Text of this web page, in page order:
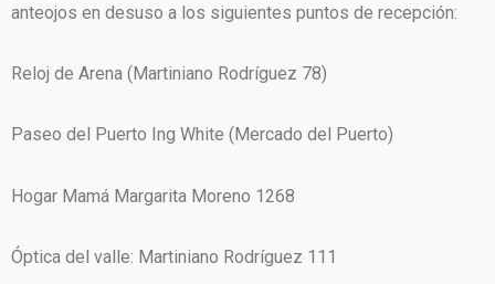
anteojos en desuso a los siguientes puntos de recepción:
Reloj de Arena (Martiniano Rodríguez 78)
Paseo del Puerto Ing White (Mercado del Puerto)
Hogar Mamá Margarita Moreno 1268
Óptica del valle: Martiniano Rodríguez 111